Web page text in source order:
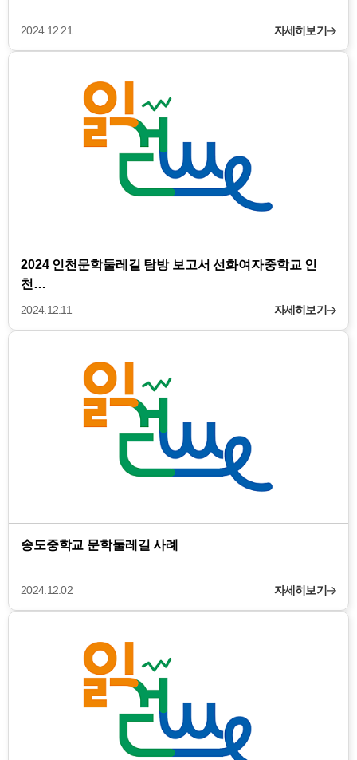
2024.12.21 자세히보기
2024 인천문학둘레길 탐방 보고서 선화여자중학교 인
천…
2024.12.11 자세히보기
송도중학교 문학둘레길 사례
2024.12.02 자세히보기